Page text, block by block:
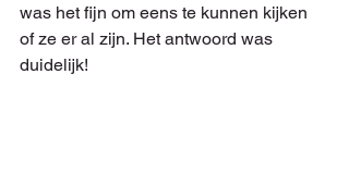
was het fijn om eens te kunnen kijken
of ze er al zijn. Het antwoord was
duidelijk!